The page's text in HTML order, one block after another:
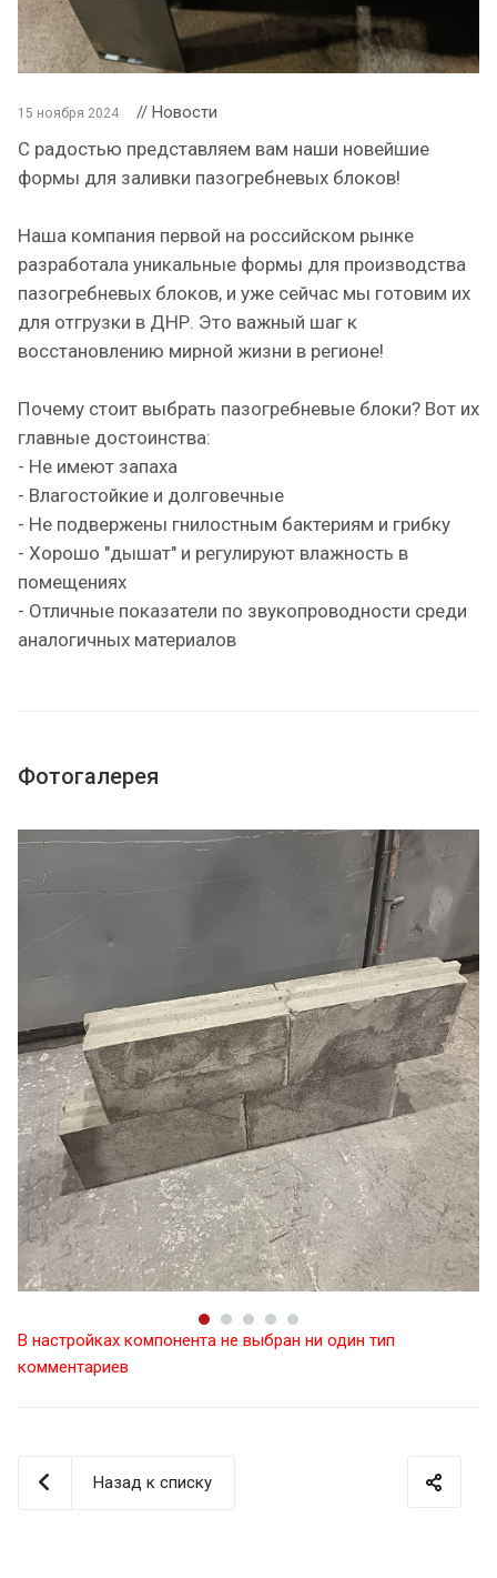
15 ноября 2024 // Новости
С радостью представляем вам наши новейшие
формы для заливки пазогребневых блоков!
Наша компания первой на российском рынке
разработала уникальные формы для производства
пазогребневых блоков, и уже сейчас мы готовим их
для отгрузки в ДНР. Это важный шаг к
восстановлению мирной жизни в регионе!
Почему стоит выбрать пазогребневые блоки? Вот их
главные достоинства:
- Не имеют запаха
- Влагостойкие и долговечные
- Не подвержены гнилостным бактериям и грибку
- Хорошо "дышат" и регулируют влажность в
помещениях
- Отличные показатели по звукопроводности среди
аналогичных материалов
Фотогалерея
В настройках компонента не выбран ни один тип
комментариев
Назад к списку